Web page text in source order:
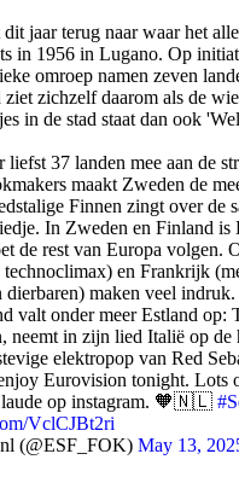
jaar terug naar waar het
in 1956 in Lugano. Op
omroep namen zeven
zichzelf daarom als de
in de stad staat dan ook
liefst 37 landen mee aan de
maakt Zweden de
Finnen zingt over de
In Zweden en Finland is
de rest van Europa volgen.
technoclimax) en Frankrijk
dierbaren) maken veel
valt onder meer Estland op:
neemt in zijn lied Italië op
elektropop van Red
Eurovision tonight. Lots
op instagram. 🧡🇳🇱
VclCJBt2ri
(@ESF_FOK) May 13,